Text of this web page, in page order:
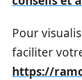
Pour
faciliter
https://